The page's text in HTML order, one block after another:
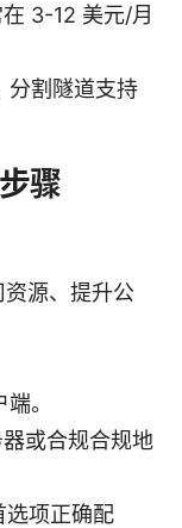
3-12 美元/月
分割隧道支持
骤
源、提升公
。
或合规合规地
项正确配